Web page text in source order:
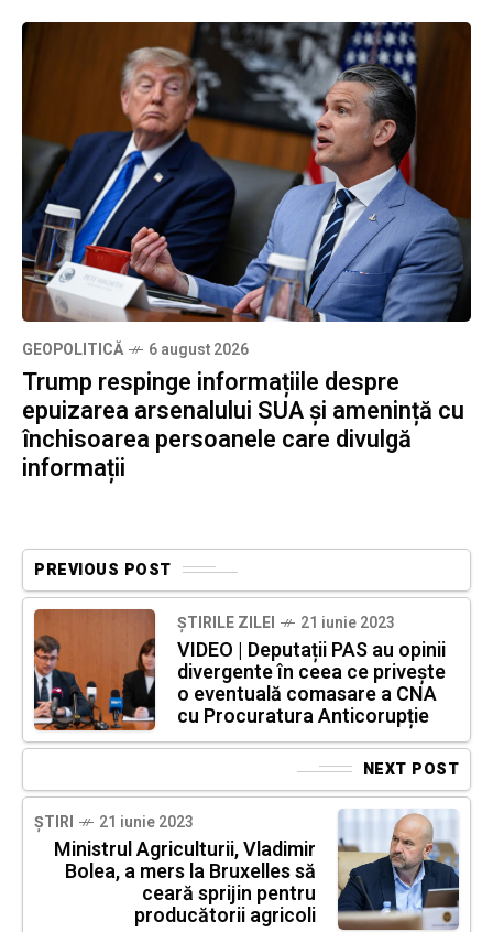
GEOPOLITICĂ 6 august 2026
Trump respinge informațiile despre
epuizarea arsenalului SUA și amenință cu
închisoarea persoanele care divulgă
informații
PREVIOUS POST
ȘTIRILE ZILEI 21 iunie 2023
VIDEO | Deputații PAS au opinii
divergente în ceea ce privește
o eventuală comasare a CNA
cu Procuratura Anticorupție
NEXT POST
ȘTIRI 21 iunie 2023
Ministrul Agriculturii, Vladimir
Bolea, a mers la Bruxelles să
ceară sprijin pentru
producătorii agricoli